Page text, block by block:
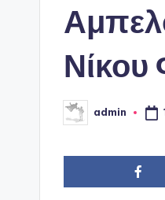
Νίκου
Συγγραφέας:
admin